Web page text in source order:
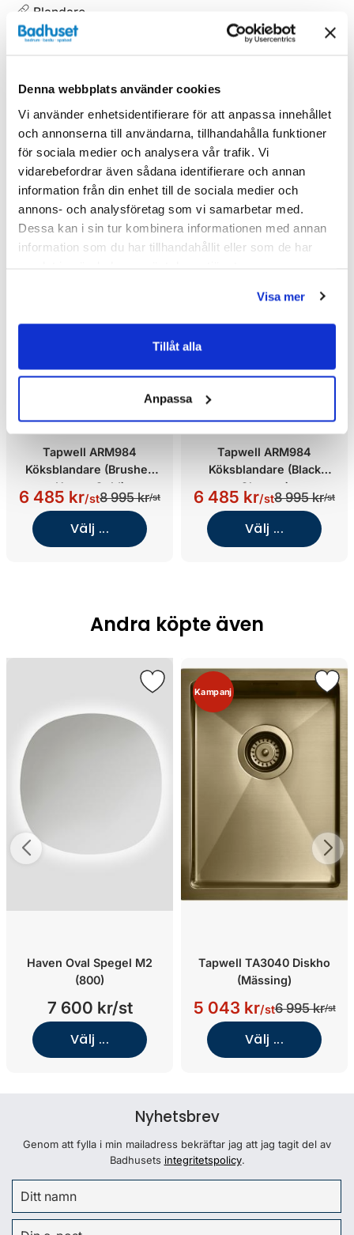
Denna webbplats använder cookies
Vi använder enhetsidentifierare för att anpassa innehållet
och annonserna till användarna, tillhandahålla funktioner
för sociala medier och analysera vår trafik. Vi
vidarebefordrar även sådana identifierare och annan
information från din enhet till de sociala medier och
annons- och analysföretag som vi samarbetar med.
Dessa kan i sin tur kombinera informationen med annan
information som du har tillhandahållit eller som de har
Visa mer
Tillåt alla
Anpassa
Blandare
Liknande produkter
Tapwell ARM984
Köksblandare (Brushed
Honey Gold)
6 485 kr/st8 995 kr/st
Välj ...
Tapwell ARM984
Köksblandare (Black
Chrome)
6 485 kr/st8 995 kr/st
Välj ...
Andra köpte även
Haven Oval Spegel M2
(800)
7 600 kr/st
Välj ...
Kampanj
Tapwell TA3040 Diskho
(Mässing)
5 043 kr/st6 995 kr/st
Välj ...
Nyhetsbrev
Genom att fylla i min mailadress bekräftar jag att jag tagit del av
Badhusets integritetspolicy.